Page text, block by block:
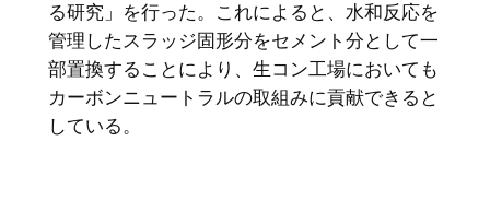
る研究」を行った。これによると、水和反応を
管理したスラッジ固形分をセメント分として一
部置換することにより、生コン工場においても
カーボンニュートラルの取組みに貢献できると
している。